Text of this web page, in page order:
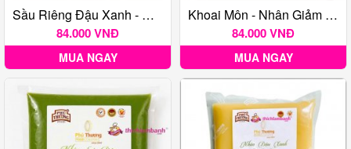
Sầu Riêng Đậu Xanh - Nhân Giảm Ngọt Phú Thương 1Kg
84.000 VNĐ
MUA NGAY
Khoai Môn - Nhân Giảm Ngọt Phú Thương 1Kg
84.000 VNĐ
MUA NGAY